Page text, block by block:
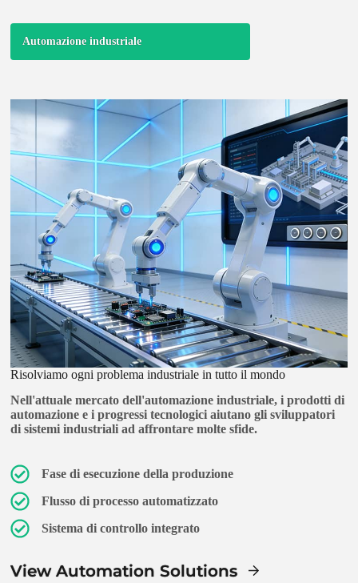
Automazione industriale
Risolviamo ogni problema industriale in tutto il mondo
Nell'attuale mercato dell'automazione industriale, i prodotti di
automazione e i progressi tecnologici aiutano gli sviluppatori
di sistemi industriali ad affrontare molte sfide.
Fase di esecuzione della produzione
Flusso di processo automatizzato
Sistema di controllo integrato
View Automation Solutions